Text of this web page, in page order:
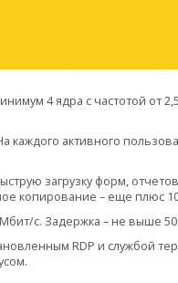
4 ядра с частотой от
каждого активного
загрузку форм,
копирование – еще плюс
с. Задержка – не выше
RDP и службой